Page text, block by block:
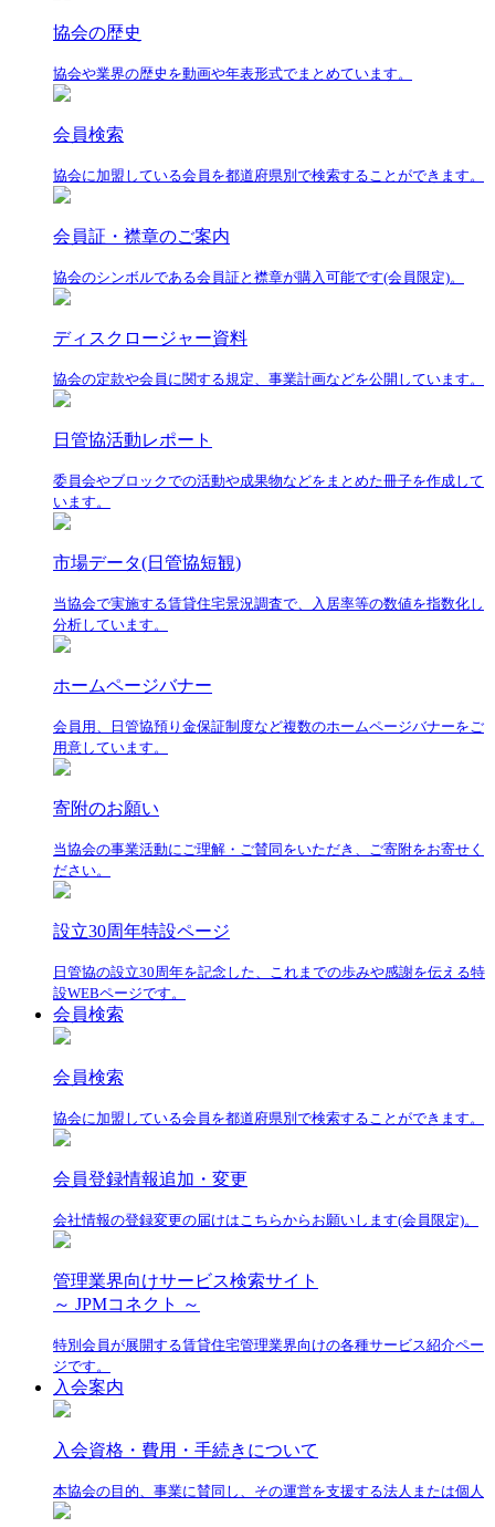
協会の歴史
協会や業界の歴史を動画や年表形式でまとめています。
会員検索
協会に加盟している会員を都道府県別で検索することができます。
会員証・襟章のご案内
協会のシンボルである会員証と襟章が購入可能です(会員限定)。
ディスクロージャー資料
協会の定款や会員に関する規定、事業計画などを公開しています。
日管協活動レポート
委員会やブロックでの活動や成果物などをまとめた冊子を作成して
います。
市場データ(日管協短観)
当協会で実施する賃貸住宅景況調査で、入居率等の数値を指数化し
分析しています。
ホームページバナー
会員用、日管協預り金保証制度など複数のホームページバナーをご
用意しています。
寄附のお願い
当協会の事業活動にご理解・ご賛同をいただき、ご寄附をお寄せく
ださい。
設立30周年特設ページ
日管協の設立30周年を記念した、これまでの歩みや感謝を伝える特
設WEBページです。
会員検索
会員検索
協会に加盟している会員を都道府県別で検索することができます。
会員登録情報追加・変更
会社情報の登録変更の届けはこちらからお願いします(会員限定)。
管理業界向けサービス検索サイト
～ JPMコネクト ～
特別会員が展開する賃貸住宅管理業界向けの各種サービス紹介ペー
ジです。
入会案内
入会資格・費用・手続きについて
本協会の目的、事業に賛同し、その運営を支援する法人または個人